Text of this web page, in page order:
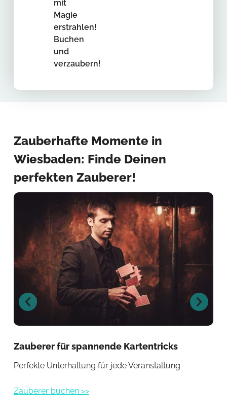
mit
Magie
erstrahlen!
Buchen
und
verzaubern!
Zauberhafte Momente in
Wiesbaden: Finde Deinen
perfekten Zauberer!
Zauberer für spannende Kartentricks
Perfekte Unterhaltung für jede Veranstaltung
Zauberer buchen >>